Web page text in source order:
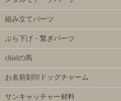
組み立てパーツ
ぶら下げ・繋ぎパーツ
chielの馬
お名前刻印ドッグチャーム
サンキャッチャー材料